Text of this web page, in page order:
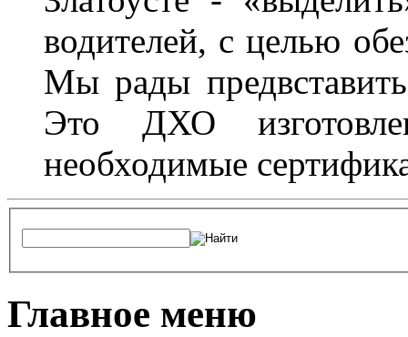
водителей, с целью
Мы рады
Это ДХО
необходимые
Главное меню